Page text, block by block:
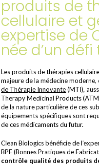
produits de
cellulaire et
expertise de
née d’un
Les produits de thérapies
majeure de la médecine
de Thérapie Innovante(MTI),
Therapy Medicinal Products
de la nature particulière de ces
équipements spécifiques sont
de ces médicaments du futur.
Clean Biologics bénéficie de
BPF (Bonnes Pratiques de
contrôle qualité des produits